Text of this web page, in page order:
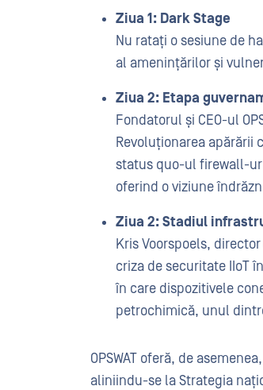
Ziua 1: Dark Stage
Nu ratați o sesiune de
al amenințărilor și
Ziua 2: Etapa
Fondatorul și CEO-ul
Revoluționarea apărării
status quo-ul firewall-
oferind o viziune
Ziua 2: Stadiul
Kris Voorspoels,
criza de securitate IIoT
în care dispozitivele
petrochimică, unul
OPSWAT oferă, de
aliniindu-se la Strategia